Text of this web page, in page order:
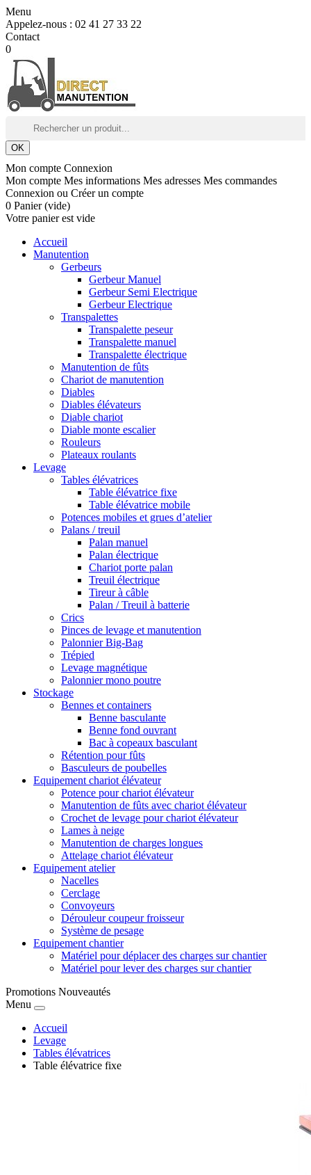
Menu
Appelez-nous : 02 41 27 33 22
Contact
0
OK
Mon compte Connexion
Mon compte Mes informations Mes adresses Mes commandes
Connexion ou Créer un compte
0 Panier (vide)
Votre panier est vide
Accueil
Manutention
Gerbeurs
Gerbeur Manuel
Gerbeur Semi Electrique
Gerbeur Electrique
Transpalettes
Transpalette peseur
Transpalette manuel
Transpalette électrique
Manutention de fûts
Chariot de manutention
Diables
Diables élévateurs
Diable chariot
Diable monte escalier
Rouleurs
Plateaux roulants
Levage
Tables élévatrices
Table élévatrice fixe
Table élévatrice mobile
Potences mobiles et grues d’atelier
Palans / treuil
Palan manuel
Palan électrique
Chariot porte palan
Treuil électrique
Tireur à câble
Palan / Treuil à batterie
Crics
Pinces de levage et manutention
Palonnier Big-Bag
Trépied
Levage magnétique
Palonnier mono poutre
Stockage
Bennes et containers
Benne basculante
Benne fond ouvrant
Bac à copeaux basculant
Rétention pour fûts
Basculeurs de poubelles
Equipement chariot élévateur
Potence pour chariot élévateur
Manutention de fûts avec chariot élévateur
Crochet de levage pour chariot élévateur
Lames à neige
Manutention de charges longues
Attelage chariot élévateur
Equipement atelier
Nacelles
Cerclage
Convoyeurs
Dérouleur coupeur froisseur
Système de pesage
Equipement chantier
Matériel pour déplacer des charges sur chantier
Matériel pour lever des charges sur chantier
Promotions Nouveautés
Menu
Accueil
Levage
Tables élévatrices
Table élévatrice fixe